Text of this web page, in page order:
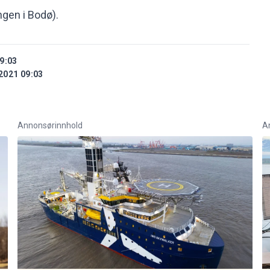
i Bodø).
09:03
Annonsørinnhold